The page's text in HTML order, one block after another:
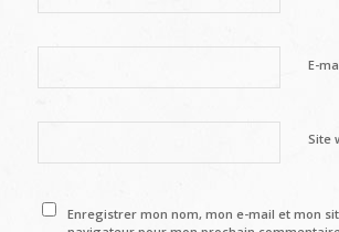
E-
Site
Enregistrer mon nom, mon e-mail et mon